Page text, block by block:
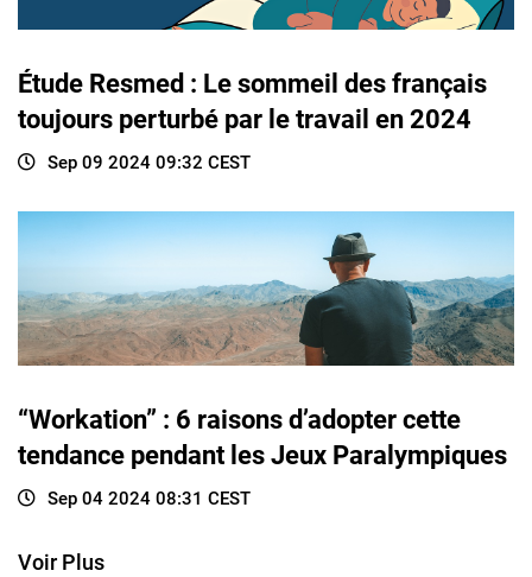
Étude Resmed : Le sommeil des français
toujours perturbé par le travail en 2024
Sep 09 2024 09:32 CEST
“Workation” : 6 raisons d’adopter cette
tendance pendant les Jeux Paralympiques
Sep 04 2024 08:31 CEST
Voir Plus